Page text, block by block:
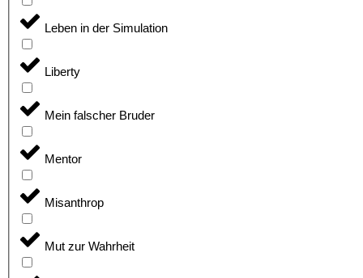
Leben in der Simulation
Liberty
Mein falscher Bruder
Mentor
Misanthrop
Mut zur Wahrheit